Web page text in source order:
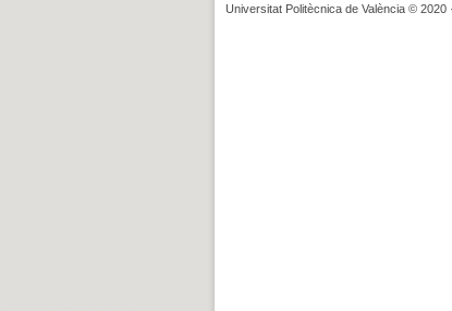
Universitat Politècnica de València © 2020